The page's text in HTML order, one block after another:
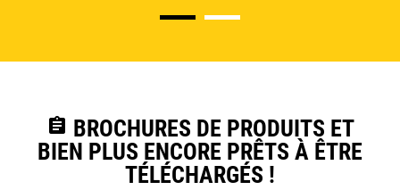
assignment BROCHURES DE PRODUITS ET
BIEN PLUS ENCORE PRÊTS À ÊTRE
TÉLÉCHARGÉS !